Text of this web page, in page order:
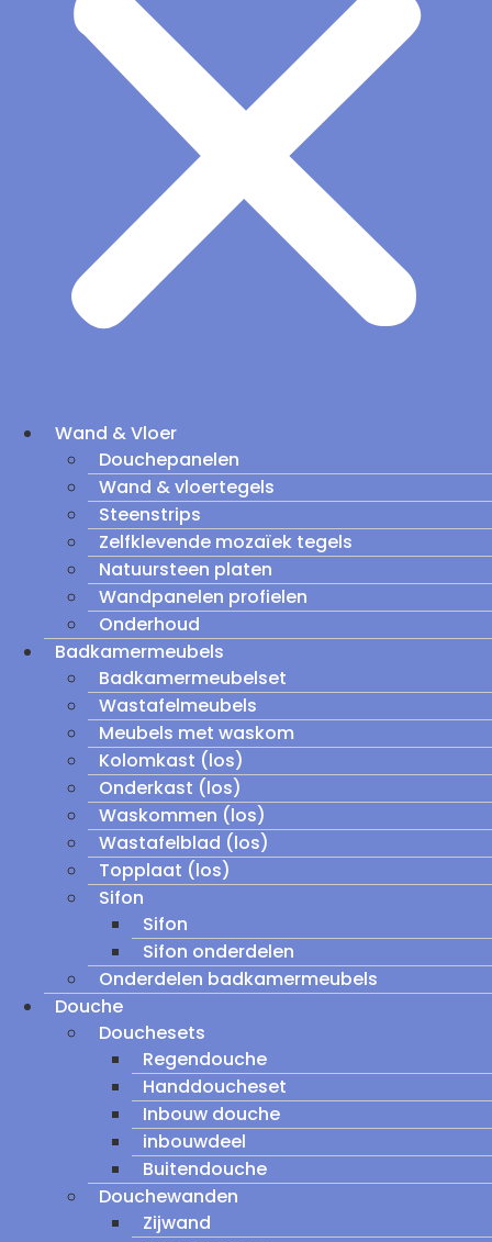
Wand & Vloer
Douchepanelen
Wand & vloertegels
Steenstrips
Zelfklevende mozaïek tegels
Natuursteen platen
Wandpanelen profielen
Onderhoud
Badkamermeubels
Badkamermeubelset
Wastafelmeubels
Meubels met waskom
Kolomkast (los)
Onderkast (los)
Waskommen (los)
Wastafelblad (los)
Topplaat (los)
Sifon
Sifon
Sifon onderdelen
Onderdelen badkamermeubels
Douche
Douchesets
Regendouche
Handdoucheset
Inbouw douche
inbouwdeel
Buitendouche
Douchewanden
Zijwand